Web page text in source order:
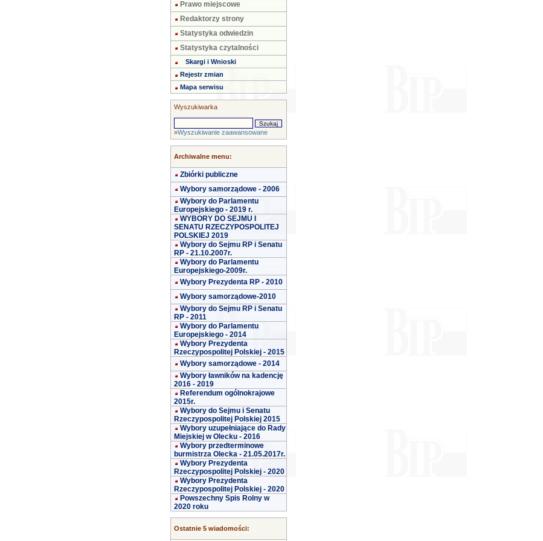
Prawo miejscowe
Redaktorzy strony
Statystyka odwiedzin
Statystyka czytalności
Skargi i Wnioski
Rejestr zmian
Mapa serwisu
Wyszukiwarka
»Wyszukiwanie zaawansowane
Archiwalne menu:
Zbiórki publiczne
Wybory samorządowe - 2006
Wybory do Parlamentu
Europejskiego - 2019 r.
WYBORY DO SEJMU I
SENATU RZECZYPOSPOLITEJ
POLSKIEJ 2019
Wybory do Sejmu RP i Senatu
RP - 21.10.2007r.
Wybory do Parlamentu
Europejskiego-2009r.
Wybory Prezydenta RP - 2010
Wybory samorządowe-2010
Wybory do Sejmu RP i Senatu
RP - 2011
Wybory do Parlamentu
Europejskiego - 2014
Wybory Prezydenta
Rzeczypospolitej Polskiej - 2015
Wybory samorządowe - 2014
Wybory ławników na kadencję
2016 - 2019
Referendum ogólnokrajowe
2015r.
Wybory do Sejmu i Senatu
Rzeczypospolitej Polskiej 2015
Wybory uzupełniające do Rady
Miejskiej w Olecku - 2016
Wybory przedterminowe
burmistrza Olecka - 21.05.2017r.
Wybory Prezydenta
Rzeczypospolitej Polskiej - 2020
Wybory Prezydenta
Rzeczypospolitej Polskiej - 2020
Powszechny Spis Rolny w
2020 roku
Ostatnie 5 wiadomości: